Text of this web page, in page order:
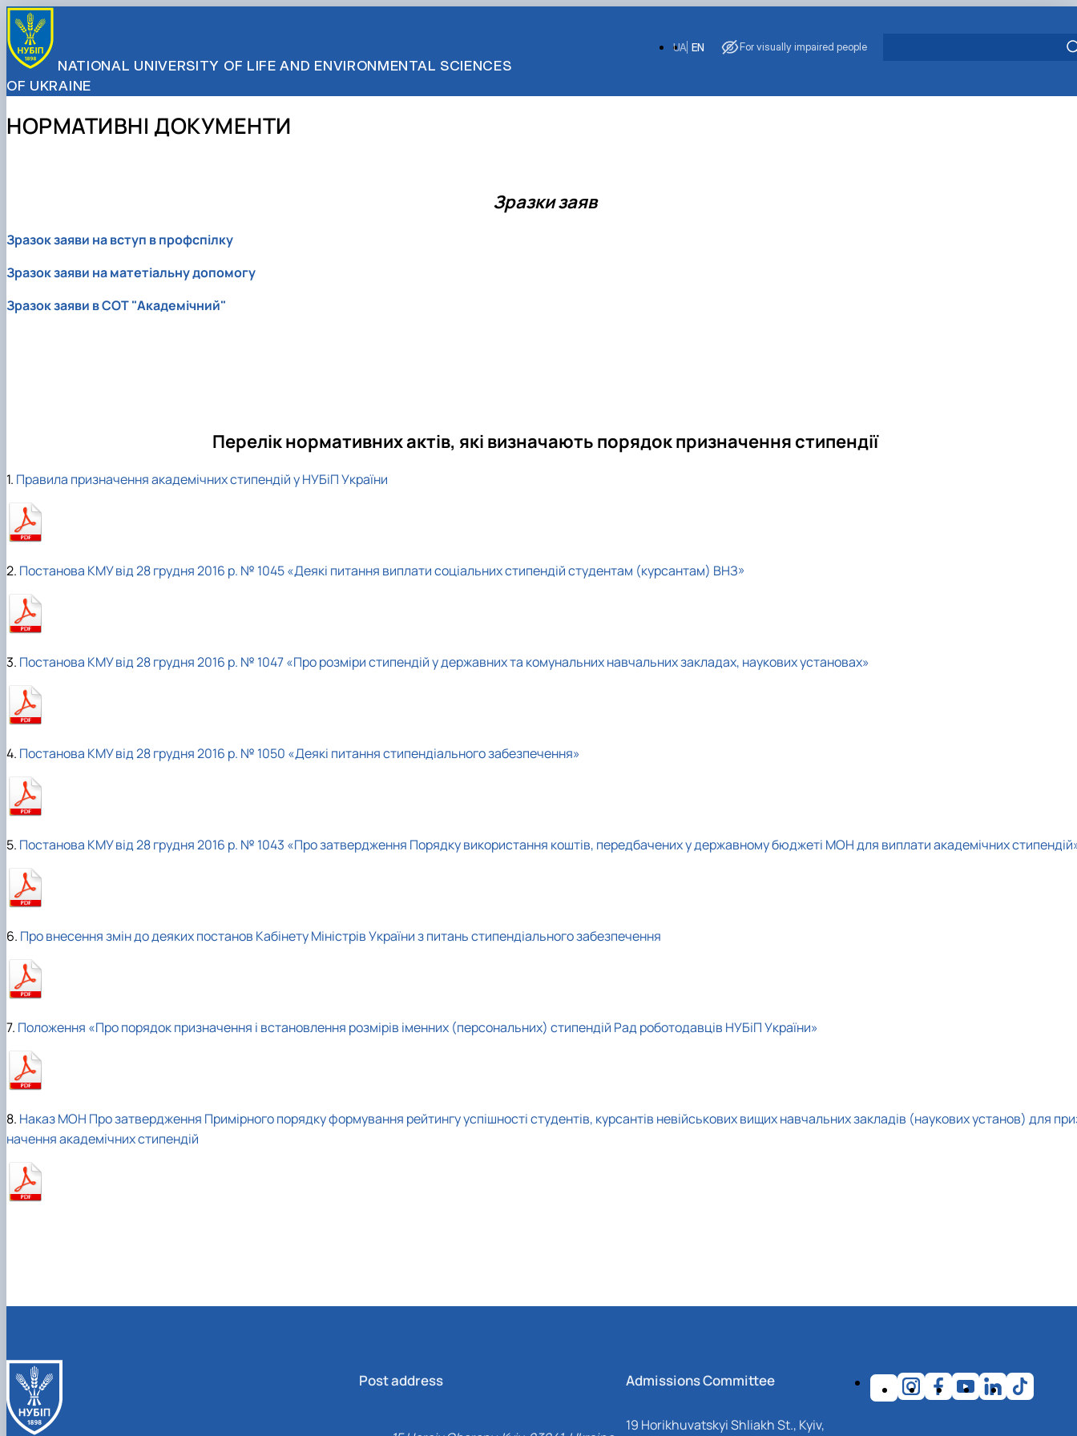
NATIONAL UNIVERSITY OF LIFE AND ENVIRONMENTAL SCIENCES
OF UKRAINE
EN
UA For visually impaired people
НОРМАТИВНІ ДОКУМЕНТИ
Зразки заяв
Зразок заяви на вступ в профспілку
Зразок заяви на матетіальну допомогу
Зразок заяви в СОТ "Академічний"
Перелік нормативних актів, які визначають порядок призначення стипендії
1. Правила призначення академічних стипендій у НУБіП України
2. Постанова КМУ від 28 грудня 2016 р. № 1045 «Деякі питання виплати соціальних стипендій студентам (курсантам) ВНЗ»
3. Постанова КМУ від 28 грудня 2016 р. № 1047 «Про розміри стипендій у державних та комунальних навчальних закладах, наукових установах»
4. Постанова КМУ від 28 грудня 2016 р. № 1050 «Деякі питання стипендіального забезпечення»
5. Постанова КМУ від 28 грудня 2016 р. № 1043 «Про затвердження Порядку використання коштів, передбачених у державному бюджеті МОН для виплати академічних
6. Про внесення змін до деяких постанов Кабінету Міністрів України з питань стипендіального забезпечення
7. Положення «Про порядок призначення і встановлення розмірів іменних (персональних) стипендій Рад роботодавців НУБіП України»
8. Наказ МОН Про затвердження Примірного порядку формування рейтингу успішності студентів, курсантів невійськових вищих навчальних закладів (наукових установ) для
начення академічних стипендій
Post address Admissions Committee
19 Horikhuvatskyi Shliakh St., Kyiv,